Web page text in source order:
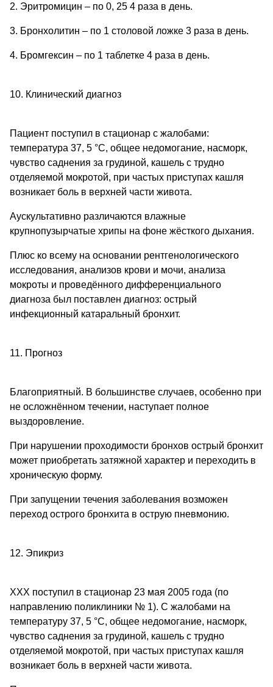
2. Эритромицин – по 0, 25 4 раза в день.
3. Бронхолитин – по 1 столовой ложке 3 раза в день.
4. Бромгексин – по 1 таблетке 4 раза в день.
10. Клинический диагноз
Пациент поступил в стационар с жалобами:
температура 37, 5 °С, общее недомогание, насморк,
чувство саднения за грудиной, кашель с трудно
отделяемой мокротой, при частых приступах кашля
возникает боль в верхней части живота.
Аускультативно различаются влажные
крупнопузырчатые хрипы на фоне жёсткого дыхания.
Плюс ко всему на основании рентгенологического
исследования, анализов крови и мочи, анализа
мокроты и проведённого дифференциального
диагноза был поставлен диагноз: острый
инфекционный катаральный бронхит.
11. Прогноз
Благоприятный. В большинстве случаев, особенно при
не осложнённом течении, наступает полное
выздоровление.
При нарушении проходимости бронхов острый бронхит
может приобретать затяжной характер и переходить в
хроническую форму.
При запущении течения заболевания возможен
переход острого бронхита в острую пневмонию.
12. Эпикриз
ХХХ поступил в стационар 23 мая 2005 года (по
направлению поликлиники № 1). С жалобами на
температуру 37, 5 °С, общее недомогание, насморк,
чувство саднения за грудиной, кашель с трудно
отделяемой мокротой, при частых приступах кашля
возникает боль в верхней части живота.